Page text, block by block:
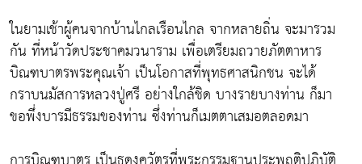
ในยามเช้าผู้คนจากบ้านไกลเรือนไกล จากหลายถิ่น จะมารวม
กัน ที่หน้าวัดประชาคมวนาราม เพื่อเตรียมถวายภัตตาหาร
บิณฑบาตรพระคุณเจ้า เป็นโอกาสที่พุทธศาสนิกชน จะได้
กราบนมัสการหลวงปู่ศรี อย่างใกล้ชิด บางรายบางท่าน ก็มา
ขอพึ่งบารมีธรรมของท่าน ซึ่งท่านก็เมตตาเสมอตลอดมา